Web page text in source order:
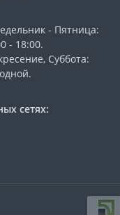
- Пятница:
- 18:00.
Суббота:
сетях: